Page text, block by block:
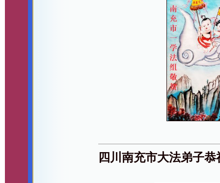
四川南充市大法弟子